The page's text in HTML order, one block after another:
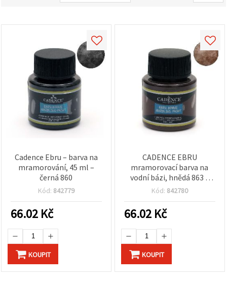
souhlasit s
použitím
kliknutím
uvést své
preference v
Nastavení
cookies a
kliknutím
na tlačítko
"Uložit"
Přijmout
vše
Cadence Ebru – barva na
mramorování, 45 ml –
černá 860
Kód: 842779
66.02 Kč
KOUPIT
CADENCE EBRU
mramorovací barva na
vodní bázi, hnědá 863 –
mramorový efekt pro
a plátno, snadná aplikace,
45 ml
Kód: 842780
66.02 Kč
KOUPIT